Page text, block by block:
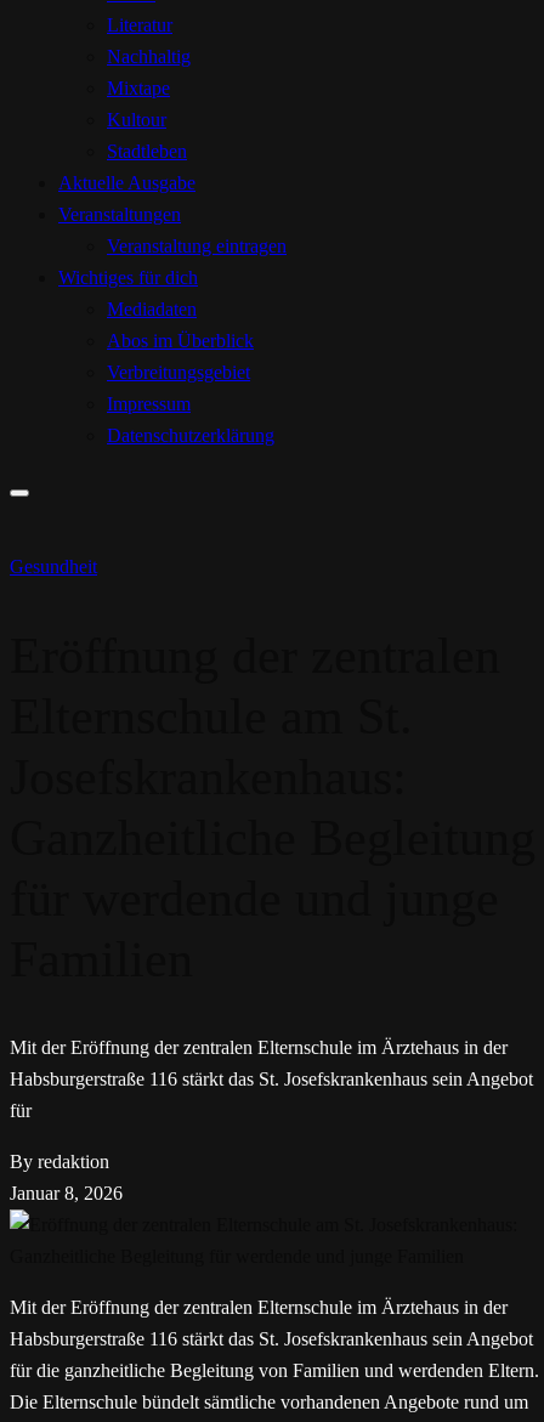
Literatur
Nachhaltig
Mixtape
Kultour
Stadtleben
Aktuelle Ausgabe
Veranstaltungen
Veranstaltung eintragen
Wichtiges für dich
Mediadaten
Abos im Überblick
Verbreitungsgebiet
Impressum
Datenschutzerklärung
Gesundheit
Mit der Eröffnung der zentralen Elternschule im Ärztehaus in der
Habsburgerstraße 116 stärkt das St. Josefskrankenhaus sein Angebot
für
By redaktion
Januar 8, 2026
Mit der Eröffnung der zentralen Elternschule im Ärztehaus in der
Habsburgerstraße 116 stärkt das St. Josefskrankenhaus sein Angebot
für die ganzheitliche Begleitung von Familien und werdenden Eltern.
Die Elternschule bündelt sämtliche vorhandenen Angebote rund um